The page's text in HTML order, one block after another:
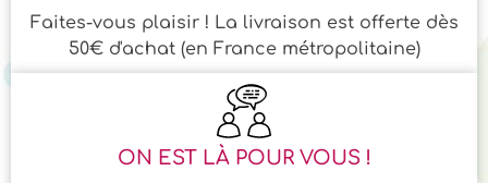
Faites-vous plaisir ! La livraison est offerte dès
50€ d'achat (en France métropolitaine)
ON EST LÀ POUR VOUS !